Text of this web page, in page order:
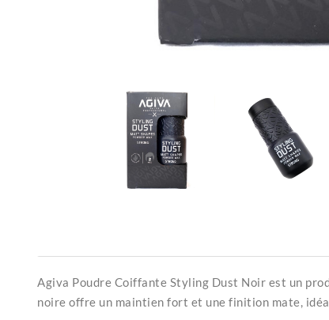
Agiva Poudre Coiffante Styling Dust Noir est un
noire offre un maintien fort et une finition mate,